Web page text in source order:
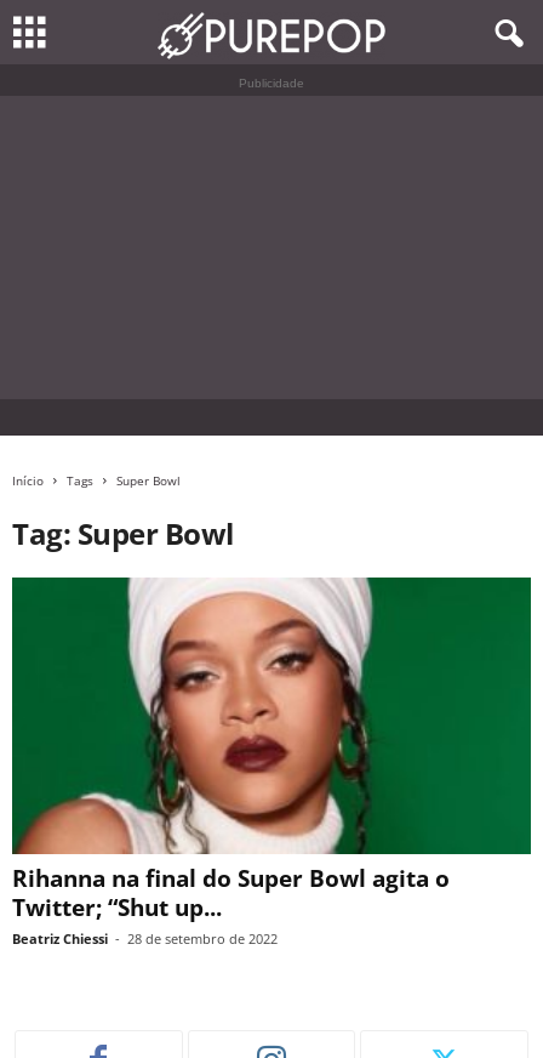
Publicidade
Início Tags Super Bowl
Tag: Super Bowl
Rihanna na final do Super Bowl agita o
Twitter; “Shut up...
Beatriz Chiessi - 28 de setembro de 2022